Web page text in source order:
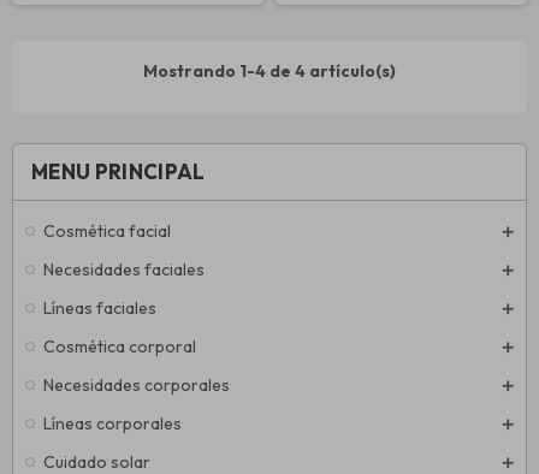
MENU PRINCIPAL
Cosmética facial
Necesidades faciales
Líneas faciales
Cosmética corporal
Necesidades corporales
Líneas corporales
Cuidado solar
Mostrando 1-4 de 4 artículo(s)